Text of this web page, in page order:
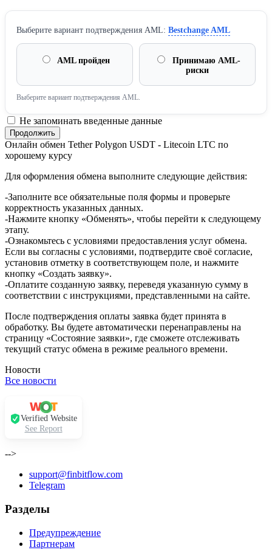
Выберите вариант подтверждения AML: Bestchange AML
AML пройден
Принимаю AML-
риски
Выберите вариант подтверждения AML.
Не запоминать введенные данные
Онлайн обмен Tether Polygon USDT - Litecoin LTC по
хорошему курсу
Для оформления обмена выполните следующие действия:
-Заполните все обязательные поля формы и проверьте
корректность указанных данных.
-Нажмите кнопку «Обменять», чтобы перейти к следующему
этапу.
-Ознакомьтесь с условиями предоставления услуг обмена.
Если вы согласны с условиями, подтвердите своё согласие,
установив отметку в соответствующем поле, и нажмите
кнопку «Создать заявку».
-Оплатите созданную заявку, переведя указанную сумму в
соответствии с инструкциями, представленными на сайте.
После подтверждения оплаты заявка будет принята в
обработку. Вы будете автоматически перенаправлены на
страницу «Состояние заявки», где сможете отслеживать
текущий статус обмена в режиме реального времени.
Новости
Все новости
Verified Website
See Report
-->
support@finbitflow.com
Telegram
Разделы
Предупреждение
Партнерам